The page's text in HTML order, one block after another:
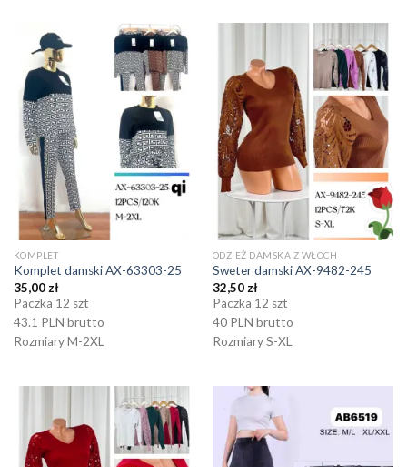
KOMPLET
Komplet damski AX-63303-25
35,00 zł
Paczka 12 szt
43.1 PLN brutto
Rozmiary M-2XL
ODZIEŻ DAMSKA Z WŁOCH
Sweter damski AX-9482-245
32,50 zł
Paczka 12 szt
40 PLN brutto
Rozmiary S-XL